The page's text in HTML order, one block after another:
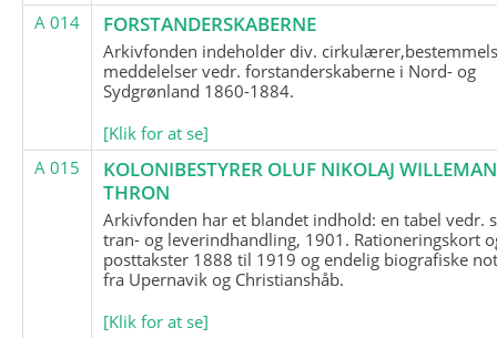
A 014
FORSTANDERSKABERNE
Arkivfonden indeholder div.
meddelelser vedr. forstanderskaberne i Nord- og
Sydgrønland 1860-1884.
[Klik for at se]
A 015
KOLONIBESTYRER OLUF NIKOLAJ
THRON
Arkivfonden har et blandet indhold: en tabel vedr.
tran- og leverindhandling, 1901. Rationeringskort
posttakster 1888 til 1919 og endelig biografiske
fra Upernavik og Christianshåb.
[Klik for at se]